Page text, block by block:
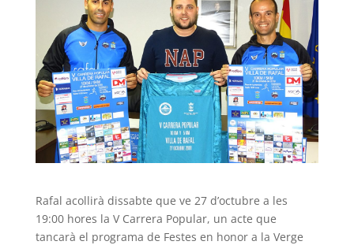
Rafal acollirà dissabte que ve 27 d’octubre a les
19:00 hores la V Carrera Popular, un acte que
tancarà el programa de Festes en honor a la Verge